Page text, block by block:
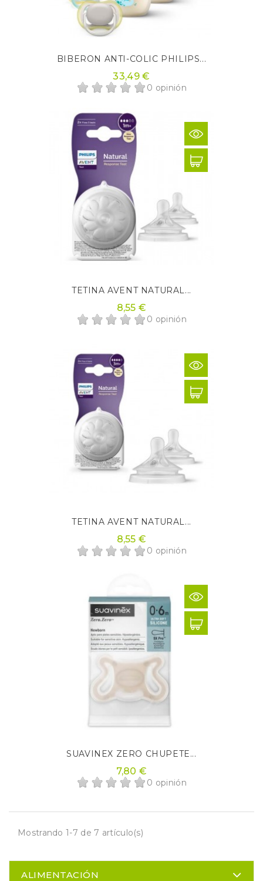
BIBERON ANTI-COLIC PHILIPS...
33,49 €
0 opinión
TETINA AVENT NATURAL...
8,55 €
0 opinión
TETINA AVENT NATURAL...
8,55 €
0 opinión
SUAVINEX ZERO CHUPETE...
7,80 €
0 opinión
Mostrando 1-7 de 7 artículo(s)
ALIMENTACIÓN